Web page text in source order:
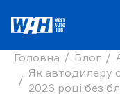
Головна Блог
Як автодилеру
2026 році без